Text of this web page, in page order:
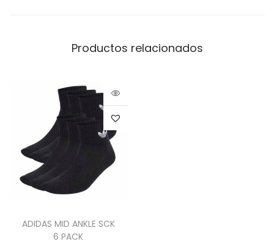
Productos relacionados
ADIDAS MID ANKLE SCK
6 PACK